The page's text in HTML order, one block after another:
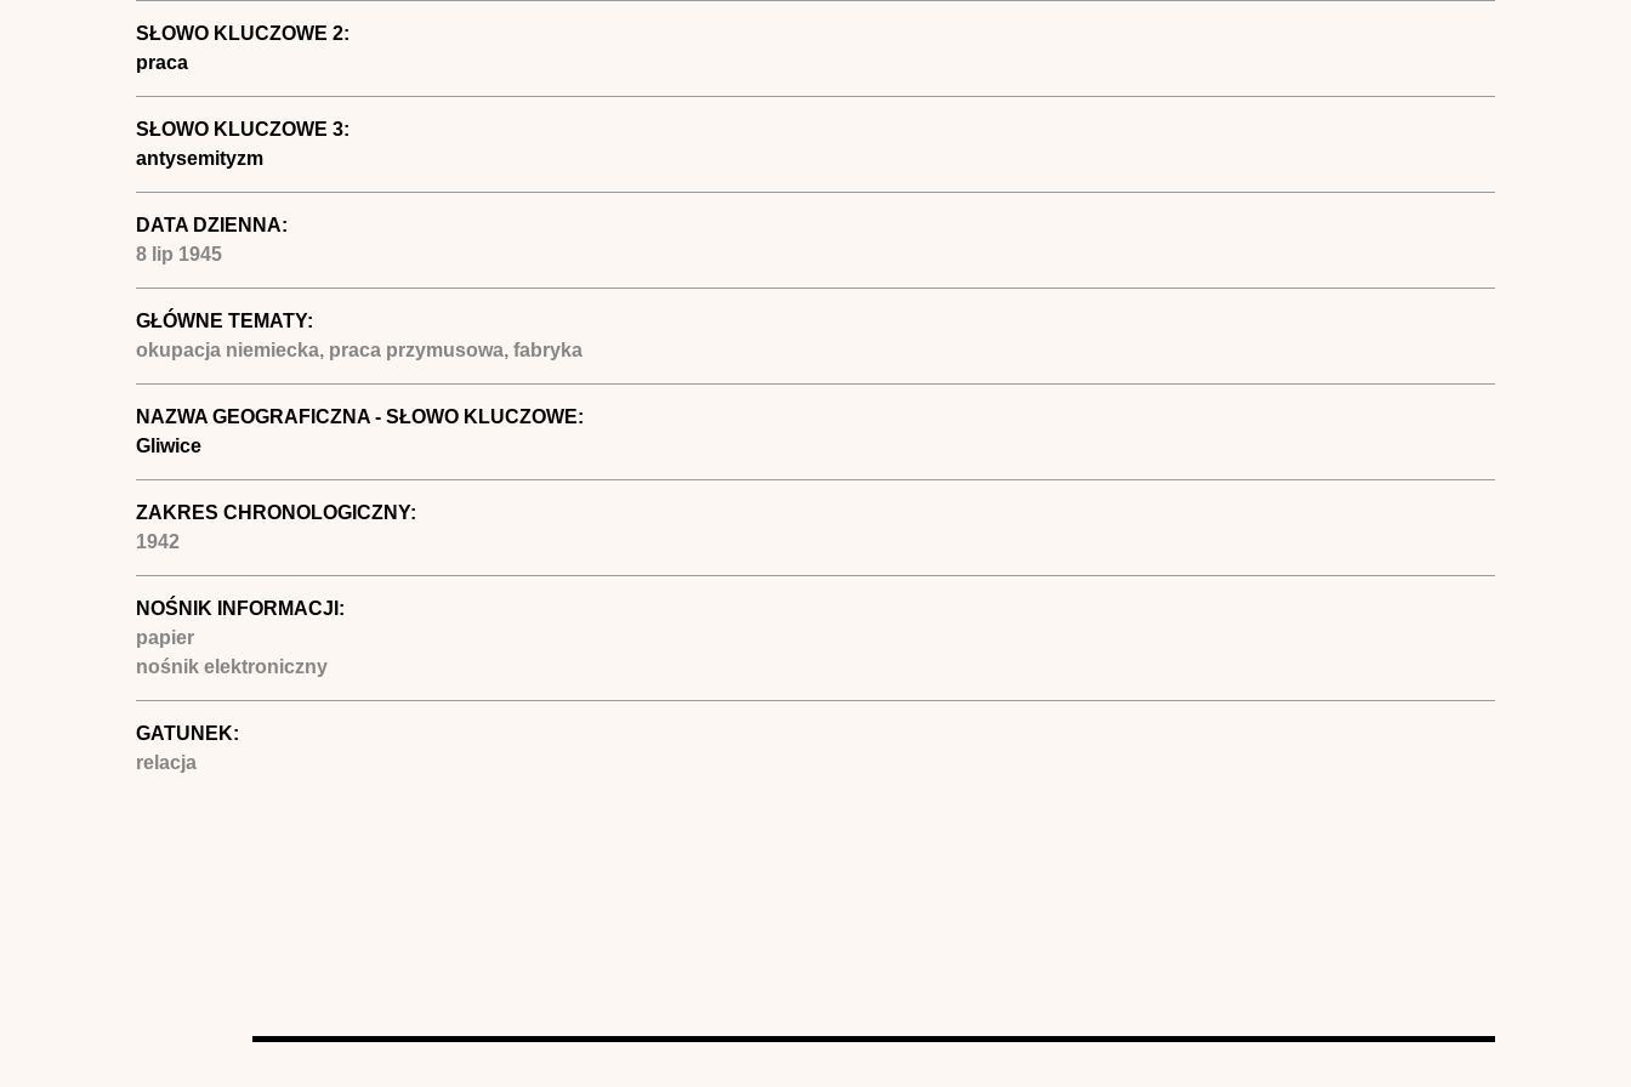
SŁOWO KLUCZOWE 2:
praca
SŁOWO KLUCZOWE 3:
antysemityzm
DATA DZIENNA:
8 lip 1945
GŁÓWNE TEMATY:
okupacja niemiecka, praca przymusowa, fabryka
NAZWA GEOGRAFICZNA - SŁOWO KLUCZOWE:
Gliwice
ZAKRES CHRONOLOGICZNY:
1942
NOŚNIK INFORMACJI:
papier
nośnik elektroniczny
GATUNEK:
relacja